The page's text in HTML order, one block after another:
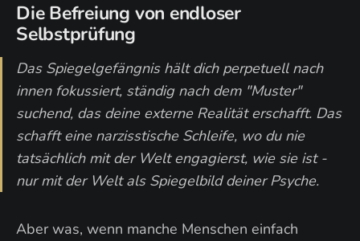
Die Befreiung von endloser
Selbstprüfung
Das Spiegelgefängnis hält dich perpetuell nach
innen fokussiert, ständig nach dem "Muster"
suchend, das deine externe Realität erschafft. Das
schafft eine narzisstische Schleife, wo du nie
tatsächlich mit der Welt engagierst, wie sie ist -
nur mit der Welt als Spiegelbild deiner Psyche.
Aber was, wenn manche Menschen einfach